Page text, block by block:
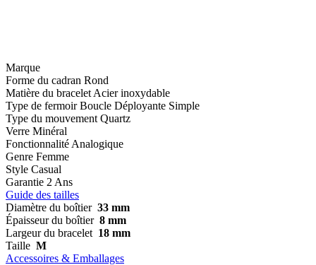
Marque
Forme du cadran Rond
Matière du bracelet Acier inoxydable
Type de fermoir Boucle Déployante Simple
Type du mouvement Quartz
Verre Minéral
Fonctionnalité Analogique
Genre Femme
Style Casual
Garantie 2 Ans
Guide des tailles
Diamètre du boîtier 33 mm
Épaisseur du boîtier 8 mm
Largeur du bracelet 18 mm
Taille M
Accessoires & Emballages